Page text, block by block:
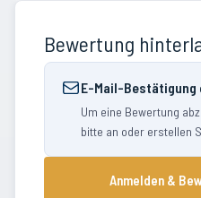
Bewertung
E-Mail-
Um eine Bewertung
bitte an oder erstellen
Anmelden &